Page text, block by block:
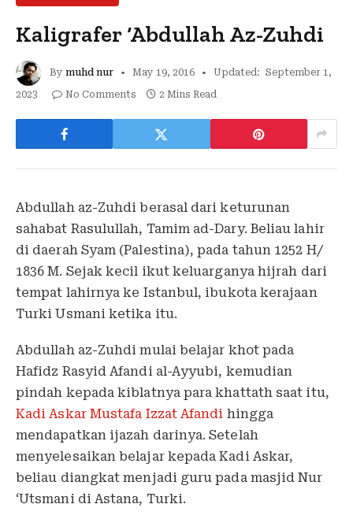
Kaligrafer ‘Abdullah Az-Zuhdi
By muhd nur May 19, 2016 Updated: September 1,
2023
No Comments 2 Mins Read
Abdullah az-Zuhdi berasal dari keturunan
sahabat Rasulullah, Tamim ad-Dary. Beliau lahir
di daerah Syam (Palestina), pada tahun 1252 H/
1836 M. Sejak kecil ikut keluarganya hijrah dari
tempat lahirnya ke Istanbul, ibukota kerajaan
Turki Usmani ketika itu.
Abdullah az-Zuhdi mulai belajar khot pada
Hafidz Rasyid Afandi al-Ayyubi, kemudian
pindah kepada kiblatnya para khattath saat itu,
Kadi Askar Mustafa Izzat Afandi hingga
mendapatkan ijazah darinya. Setelah
menyelesaikan belajar kepada Kadi Askar,
beliau diangkat menjadi guru pada masjid Nur
‘Utsmani di Astana, Turki.